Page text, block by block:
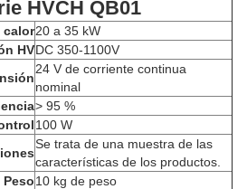
HVCH QB01
calor20 a 35 kW
HVDC 350-1100V
24 V de corriente continua
nominal
> 95 %
100 W
Se trata de una muestra de las
características de los productos.
Peso10 kg de peso